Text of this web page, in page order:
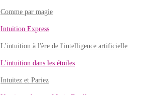
Comme par magie
Intuition Express
L'intuition à l'ère de l'intelligence artificielle
L'intuition dans les étoiles
Intuitez et Pariez